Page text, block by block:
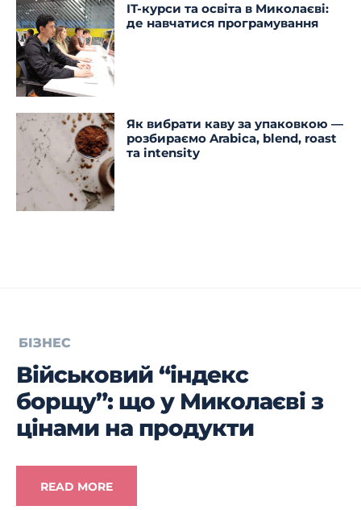
IT-курси та освіта в Миколаєві:
де навчатися програмування
Як вибрати каву за упаковкою —
розбираємо Arabica, blend, roast
та intensity